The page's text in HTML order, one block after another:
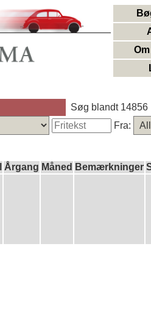
Søg blandt 14856
Fra:
Årgang Måned Bemærkninger